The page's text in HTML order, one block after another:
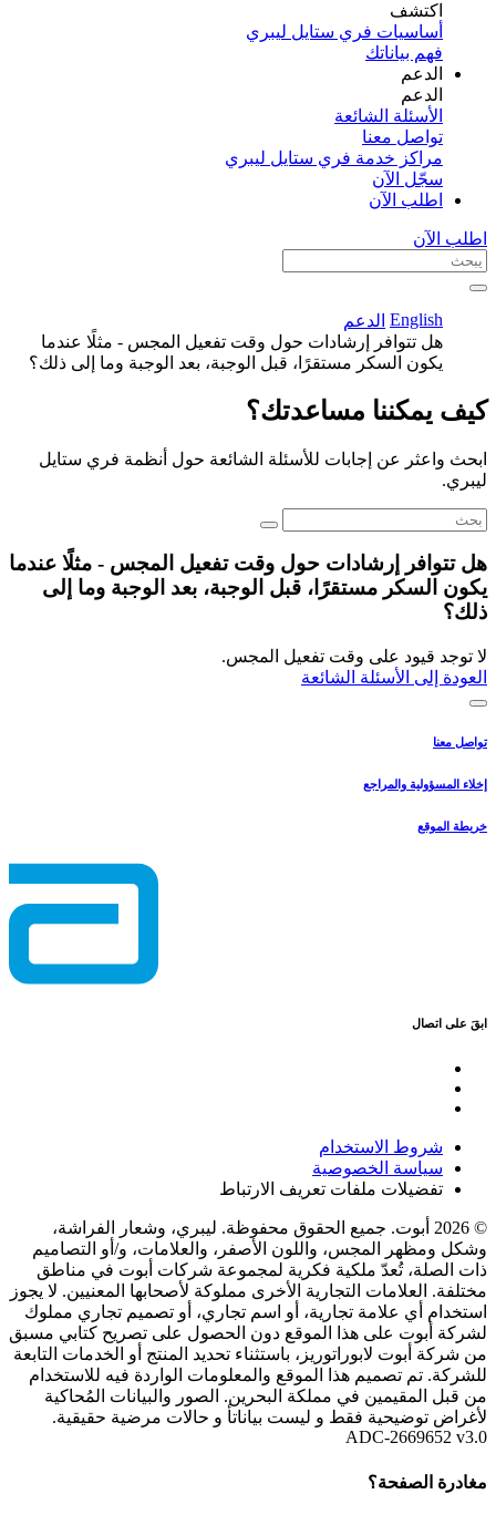
اكتشف​
أساسيات فري ستايل ليبري
فهم بياناتك
الدعم
الدعم
الأسئلة الشائعة
تواصل معنا
مراكز خدمة فري ستايل ليبري
سجّل الآن​
اطلب الآن
اطلب الآن
English الدعم
هل تتوافر إرشادات حول وقت تفعيل المجس - مثلًا عندما
يكون السكر مستقرًا، قبل الوجبة، بعد الوجبة وما إلى ذلك؟
كيف يمكننا مساعدتك؟
ابحث واعثر عن إجابات للأسئلة الشائعة حول أنظمة فري ستايل
ليبري.
هل تتوافر إرشادات حول وقت تفعيل المجس - مثلًا عندما
يكون السكر مستقرًا، قبل الوجبة، بعد الوجبة وما إلى
ذلك؟
لا توجد قيود على وقت تفعيل المجس.
العودة إلى الأسئلة الشائعة
تواصل معنا
إخلاء المسؤولية والمراجع
خريطة الموقع
ابقَ على اتصال
شروط الاستخدام
سياسة الخصوصية
تفضيلات ملفات تعريف الارتباط
© 2026 أبوت. جميع الحقوق محفوظة. ليبري، وشعار الفراشة،
وشكل ومظهر المجس، واللون الأصفر، والعلامات، و/أو التصاميم
ذات الصلة، تُعدّ ملكية فكرية لمجموعة شركات أبوت في مناطق
مختلفة. العلامات التجارية الأخرى مملوكة لأصحابها المعنيين. لا يجوز
استخدام أي علامة تجارية، أو اسم تجاري، أو تصميم تجاري مملوك
لشركة أبوت على هذا الموقع دون الحصول على تصريح كتابي مسبق
من شركة أبوت لابوراتوريز، باستثناء تحديد المنتج أو الخدمات التابعة
للشركة. تم تصميم هذا الموقع والمعلومات الواردة فيه للاستخدام
من قبل المقيمين في مملكة البحرين. الصور والبيانات المُحاكية
لأغراض توضيحية فقط و ليست بياناتأ و حالات مرضية حقيقية.
ADC-2669652 v3.0
مغادرة الصفحة؟